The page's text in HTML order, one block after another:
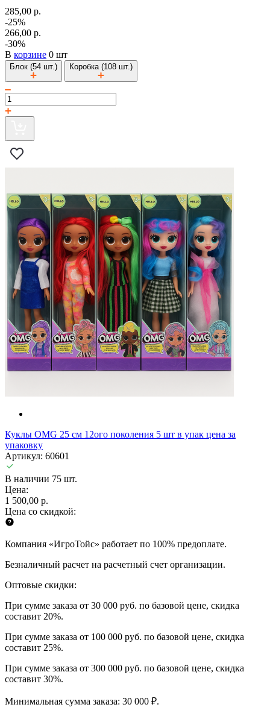
285,00 р.
-25%
266,00 р.
-30%
В корзине 0 шт
Блок (54 шт.) Коробка (108 шт.)
Куклы OMG 25 см 12ого поколения 5 шт в упак цена за
упаковку
Артикул: 60601
В наличии 75 шт.
Цена:
1 500,00 р.
Цена со скидкой:
Компания «ИгроТойс» работает по 100% предоплате.
Безналичный расчет на расчетный счет организации.
Оптовые скидки:
При сумме заказа от 30 000 руб. по базовой цене, скидка
составит 20%.
При сумме заказа от 100 000 руб. по базовой цене, скидка
составит 25%.
При сумме заказа от 300 000 руб. по базовой цене, скидка
составит 30%.
Минимальная сумма заказа: 30 000 ₽.